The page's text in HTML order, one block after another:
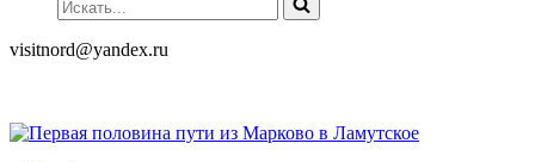
visitnord@yandex.ru